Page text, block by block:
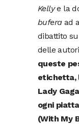
Kellye la
bufera ad
dibattito
delle
queste
etichetta,
Lady
ogni
(With My